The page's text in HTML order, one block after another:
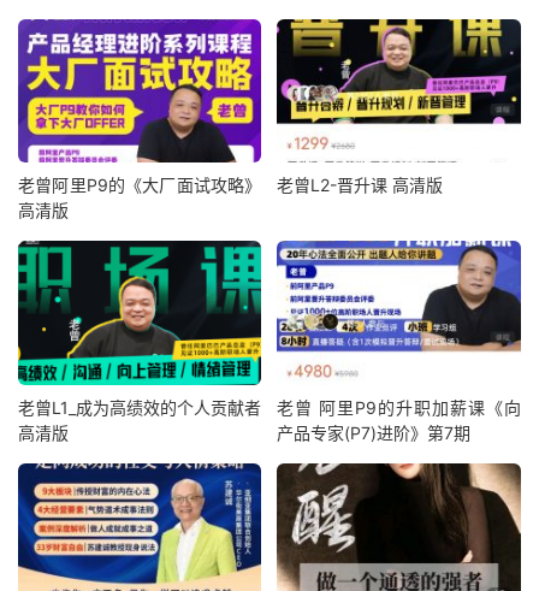
老曾阿里P9的《大厂面试攻略》
高清版
老曾L2-晋升课 高清版
老曾L1_成为高绩效的个人贡献者
高清版
老曾 阿里P9的升职加薪课《向
产品专家(P7)进阶》第7期